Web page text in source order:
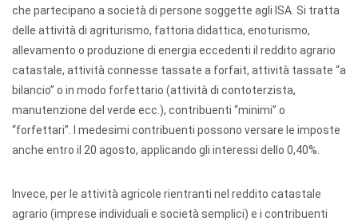
che partecipano a società di persone soggette agli ISA. Si tratta
delle attività di agriturismo, fattoria didattica, enoturismo,
allevamento o produzione di energia eccedenti il reddito agrario
catastale, attività connesse tassate a forfait, attività tassate “a
bilancio” o in modo forfettario (attività di contoterzista,
manutenzione del verde ecc.), contribuenti “minimi” o
“forfettari”. I medesimi contribuenti possono versare le imposte
anche entro il 20 agosto, applicando gli interessi dello 0,40%.
Invece, per le attività agricole rientranti nel reddito catastale
agrario (imprese individuali e società semplici) e i contribuenti